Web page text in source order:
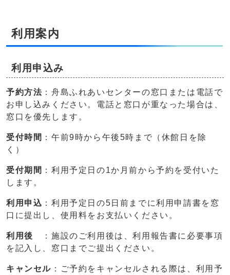
利用案内
利用申込み
予約方法 ：舟島ふれあいセンターの窓口または電話で
お申し込みください。電話と窓口が重なった場合は、
窓口を優先します。
受付時間 ：午前9時から午後5時まで（休館日を除
く）
受付期間 ：利用予定日の1か月前から予約を受付いた
します。
利用申込 ：利用予定日の5日前までに利用申請書を窓
口に提出し、使用料をお支払いください。
利用後
：施設のご利用後は、利用報告書に必要事項
を記入し、窓口までご提出ください。
キャンセル ：ご予約をキャンセルされる際は、利用予